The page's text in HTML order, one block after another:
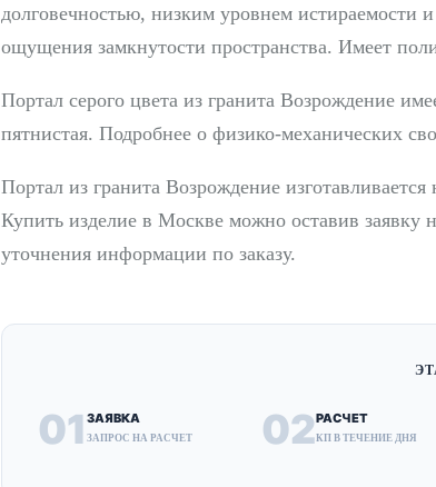
долговечностью, низким уровнем истираемости
ощущения замкнутости пространства. Имеет
Портал серого цвета из гранита Возрождение
пятнистая. Подробнее о физико-механических
Портал из гранита Возрождение
Купить изделие в Москве можно оставив заявку
уточнения информации по заказу.
01 ЗАЯВКА
ЗАПРОС НА РАСЧЕТ 02РАСЧЕТ
КП В ТЕЧЕНИЕ ДНЯ